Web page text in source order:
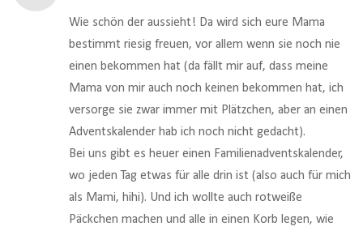
Wie schön der aussieht! Da wird sich eure Mama
bestimmt riesig freuen, vor allem wenn sie noch nie
einen bekommen hat (da fällt mir auf, dass meine
Mama von mir auch noch keinen bekommen hat, ich
versorge sie zwar immer mit Plätzchen, aber an einen
Adventskalender hab ich noch nicht gedacht).
Bei uns gibt es heuer einen Familienadventskalender,
wo jeden Tag etwas für alle drin ist (also auch für mich
als Mami, hihi). Und ich wollte auch rotweiße
Päckchen machen und alle in einen Korb legen, wie